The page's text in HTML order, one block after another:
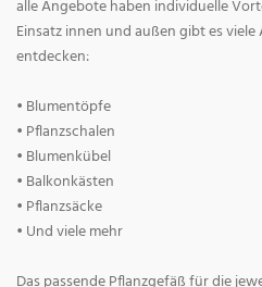
alle Angebote haben individuelle
Einsatz innen und außen gibt es
entdecken:
• Blumentöpfe
• Pflanzschalen
• Blumenkübel
• Balkonkästen
• Pflanzsäcke
• Und viele mehr